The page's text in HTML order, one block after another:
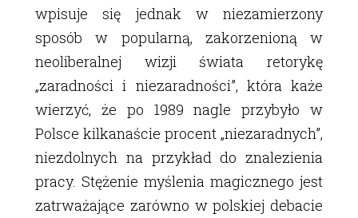
wpisuje się jednak w niezamierzony
sposób w popularną, zakorzenioną w
neoliberalnej wizji świata retorykę
„zaradności i niezaradności”, która każe
wierzyć, że po 1989 nagle przybyło w
Polsce kilkanaście procent „niezaradnych”,
niezdolnych na przykład do znalezienia
pracy. Stężenie myślenia magicznego jest
zatrważające zarówno w polskiej debacie